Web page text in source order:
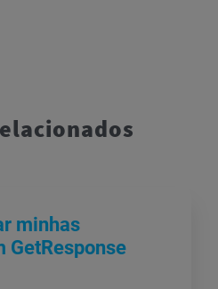
minhas
GetResponse